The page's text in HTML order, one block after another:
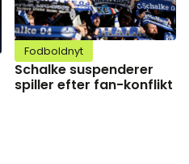
Fodboldnyt
Schalke suspenderer
spiller efter fan-konflikt